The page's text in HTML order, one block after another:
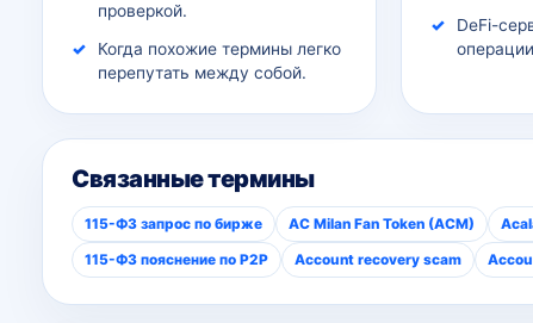
проверкой.
Когда похожие термины легко
перепутать между собой.
DeFi-
Связанные термины
115-ФЗ запрос по бирже AC Milan Fan Token (ACM)
115-ФЗ пояснение по P2P Account recovery scam